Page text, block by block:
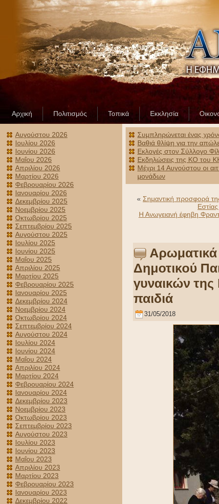
Αρχική Πολιτισμός Τοπικά Εκκλησία
Αυγούστου 2026
Ιουλίου 2026
Ιουνίου 2026
Μαΐου 2026
Απριλίου 2026
Μαρτίου 2026
Φεβρουαρίου 2026
Ιανουαρίου 2026
Δεκεμβρίου 2025
Νοεμβρίου 2025
Οκτωβρίου 2025
Σεπτεμβρίου 2025
Αυγούστου 2025
Ιουλίου 2025
Ιουνίου 2025
Μαΐου 2025
Απριλίου 2025
Μαρτίου 2025
Φεβρουαρίου 2025
Ιανουαρίου 2025
Δεκεμβρίου 2024
Νοεμβρίου 2024
Οκτωβρίου 2024
Σεπτεμβρίου 2024
Αυγούστου 2024
Ιουλίου 2024
Ιουνίου 2024
Μαΐου 2024
Απριλίου 2024
Μαρτίου 2024
Φεβρουαρίου 2024
Ιανουαρίου 2024
Δεκεμβρίου 2023
Νοεμβρίου 2023
Οκτωβρίου 2023
Σεπτεμβρίου 2023
Αυγούστου 2023
Ιουλίου 2023
Ιουνίου 2023
Μαΐου 2023
Απριλίου 2023
Μαρτίου 2023
Φεβρουαρίου 2023
Ιανουαρίου 2023
Δεκεμβρίου 2022
Συμπληρώνεται ένας
Βαθιά θλίψη για την
Εκλογές στον Σύλλογο
Εκδηλώσεις της ΚΟ του
Μέχρι 14 Αυγούστου οι
μονάδων
« Σημαντική προσφορά
Η Ανωγειανή έφηβη
Αρωματικά
Δημοτικού
γυναικών της
παιδιά
31/05/2018